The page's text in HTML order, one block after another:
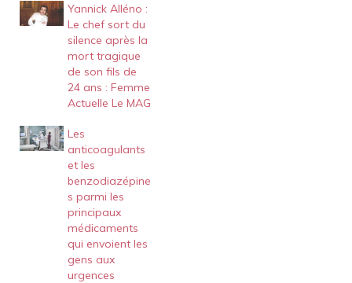
Yannick Alléno :
Le chef sort du
silence après la
mort tragique
de son fils de
24 ans : Femme
Actuelle Le MAG
Les
anticoagulants
et les
benzodiazépine
s parmi les
principaux
médicaments
qui envoient les
gens aux
urgences